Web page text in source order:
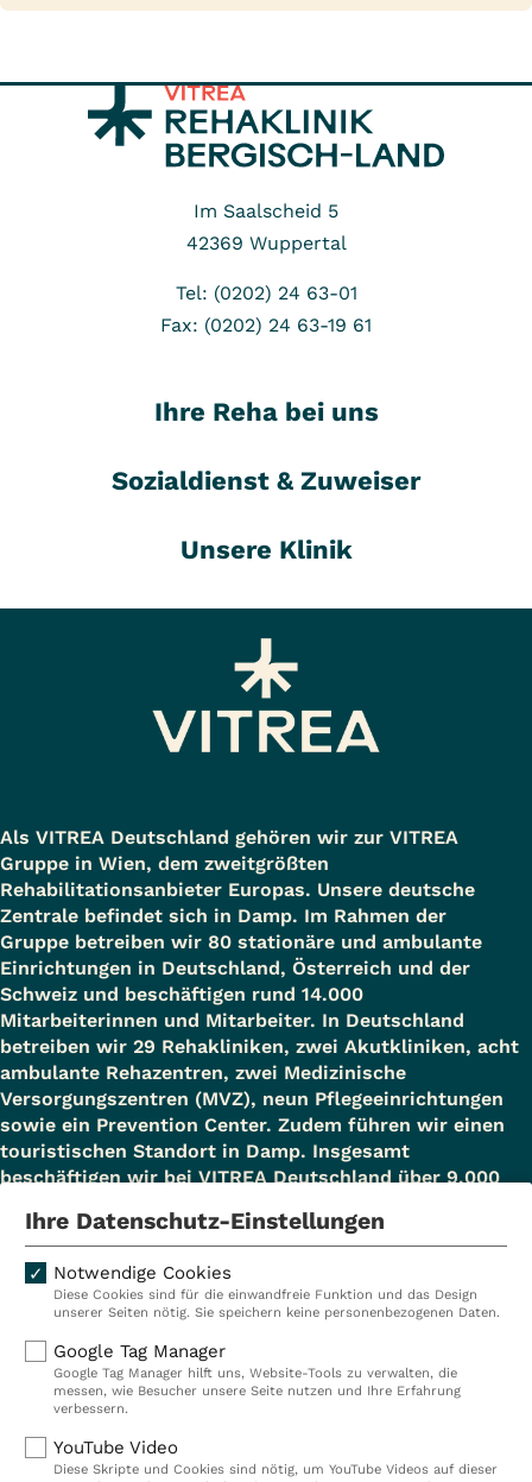
Im Saalscheid 5
42369 Wuppertal
Tel: (0202) 24 63-01
Fax: (0202) 24 63-19 61
Ihre Reha bei uns
Sozialdienst & Zuweiser
Unsere Klinik
Als VITREA Deutschland gehören wir zur VITREA
Gruppe in Wien, dem zweitgrößten
Rehabilitationsanbieter Europas. Unsere deutsche
Zentrale befindet sich in Damp. Im Rahmen der
Gruppe betreiben wir 80 stationäre und ambulante
Einrichtungen in Deutschland, Österreich und der
Schweiz und beschäftigen rund 14.000
Mitarbeiterinnen und Mitarbeiter. In Deutschland
betreiben wir 29 Rehakliniken, zwei Akutkliniken, acht
ambulante Rehazentren, zwei Medizinische
Versorgungszentren (MVZ), neun Pflegeeinrichtungen
sowie ein Prevention Center. Zudem führen wir einen
touristischen Standort in Damp. Insgesamt
beschäftigen wir bei VITREA Deutschland über 9.000
Kliniken
Ambulant
Reha
Prävention
Karriere
VITREA Deutschland
Ihre Datenschutz-Einstellungen
Notwendige Cookies
Diese Cookies sind für die einwandfreie Funktion und das Design
unserer Seiten nötig. Sie speichern keine personenbezogenen Daten.
Google Tag Manager
Google Tag Manager hilft uns, Website-Tools zu verwalten, die
messen, wie Besucher unsere Seite nutzen und Ihre Erfahrung
verbessern.
YouTube Video
Diese Skripte und Cookies sind nötig, um YouTube Videos auf dieser